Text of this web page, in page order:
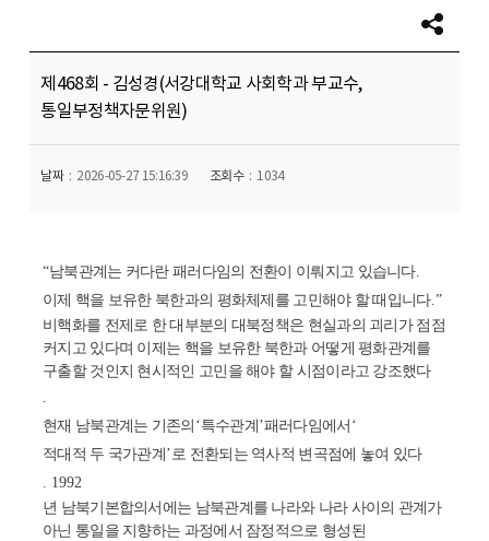
제468회 - 김성경(서강대학교 사회학과 부교수,
통일부정책자문위원)
날짜 2026-05-27 15:16:39 조회수 1034
“남북관계는 커다란 패러다임의 전환이 이뤄지고 있습니다.
이제 핵을 보유한 북한과의 평화체제를 고민해야 할 때입니다.”
비핵화를 전제로 한 대부분의 대북정책은 현실과의 괴리가 점점
커지고 있다며 이제는 핵을 보유한 북한과 어떻게 평화관계를
구출할 것인지 현시적인 고민을 해야 할 시점이라고 강조했다
현재 남북관계는 기존의 ‘특수관계 ’패러다임에서 ‘
적대적 두 국가관계 ’ 로 전환되는 역사적 변곡점에 놓여 있다
. 1992
년 남북기본합의서에는 남북관계를 나라와 나라 사이의 관계가
아닌 통일을 지향하는 과정에서 잠정적으로 형성된